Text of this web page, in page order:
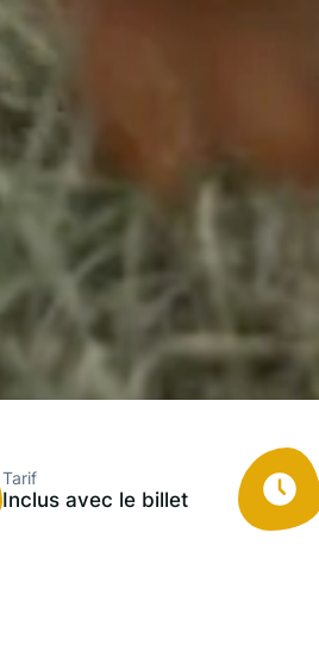
Tarif
Inclus avec le billet